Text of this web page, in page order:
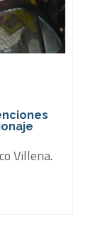
Villena.